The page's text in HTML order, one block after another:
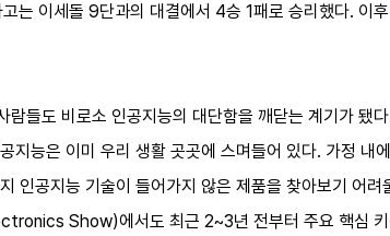
는 이세돌 9단과의 대결에서 4승 1패로 승리했다. 이
들도 비로소 인공지능의 대단함을 깨닫는 계기가 됐
지능은 이미 우리 생활 곳곳에 스며들어 있다. 가정 내
인공지능 기술이 들어가지 않은 제품을 찾아보기 어
Show)에서도 최근 2~3년 전부터 주요 핵심 키